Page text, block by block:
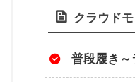
クラウド
普段履き